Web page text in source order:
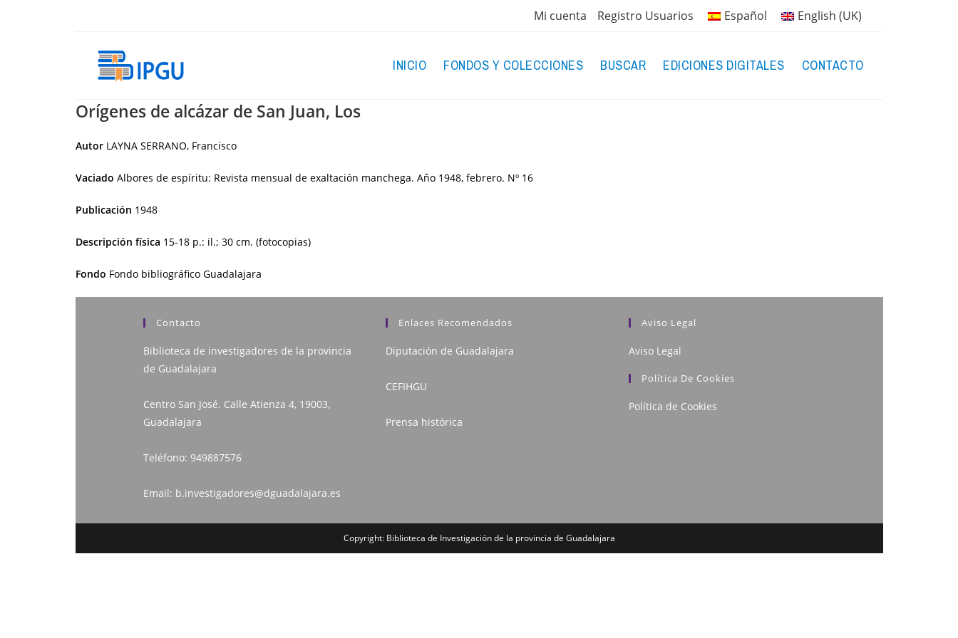
Mi cuenta Registro Usuarios Español English (UK)
INICIO FONDOS Y COLECCIONES BUSCAR EDICIONES DIGITALES CONTACTO
Orígenes de alcázar de San Juan, Los
Autor LAYNA SERRANO, Francisco
Vaciado Albores de espíritu: Revista mensual de exaltación manchega. Año 1948, febrero. Nº 16
Publicación 1948
Descripción física 15-18 p.: il.; 30 cm. (fotocopias)
Fondo Fondo bibliográfico Guadalajara
Contacto
Biblioteca de investigadores de la provincia
de Guadalajara
Centro San José. Calle Atienza 4, 19003,
Guadalajara
Teléfono: 949887576
Email: b.investigadores@dguadalajara.es
Enlaces Recomendados
Diputación de Guadalajara
CEFIHGU
Prensa histórica
Aviso Legal
Aviso Legal
Política De Cookies
Política de Cookies
Copyright: Biblioteca de Investigación de la provincia de Guadalajara